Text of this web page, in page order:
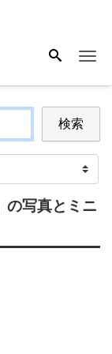
検索
の写真とミニ